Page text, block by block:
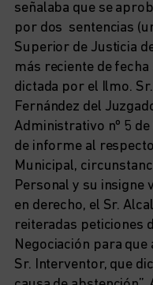
señalaba que se
por dos sentencias
Superior de Justicia
más reciente de
dictada por el Ilmo.
Fernández del
Administrativo nº 5
de informe al
Municipal,
Personal y su insigne
en derecho, el Sr.
reiteradas peticiones
Negociación para
Sr. Interventor, que